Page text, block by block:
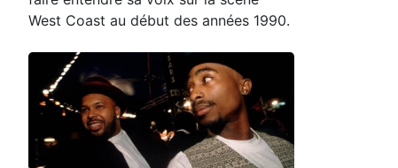
West Coast au début des années 1990.